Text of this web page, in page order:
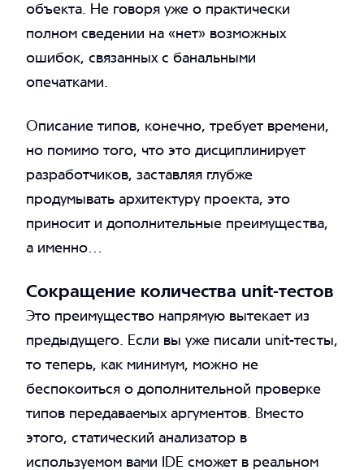
объекта. Не говоря уже о практически
полном сведении на «нет» возможных
ошибок, связанных с банальными
опечатками.
Описание типов, конечно, требует времени,
но помимо того, что это дисциплинирует
разработчиков, заставляя глубже
продумывать архитектуру проекта, это
приносит и дополнительные преимущества,
а именно…
Сокращение количества unit-тестов
Это преимущество напрямую вытекает из
предыдущего. Если вы уже писали unit-тесты,
то теперь, как минимум, можно не
беспокоиться о дополнительной проверке
типов передаваемых аргументов. Вместо
этого, статический анализатор в
используемом вами IDE сможет в реальном